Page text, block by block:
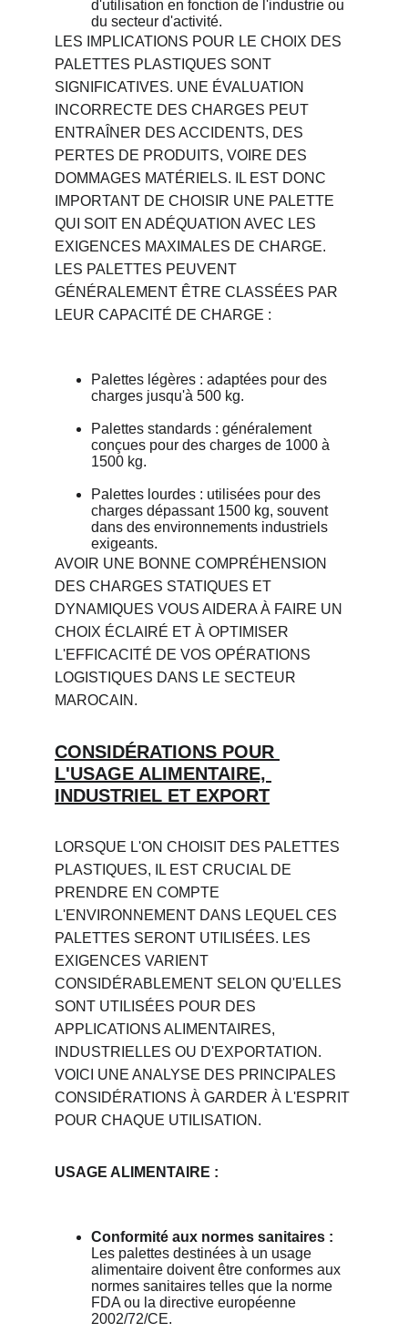
d'utilisation en fonction de l'industrie ou
du secteur d'activité.
LES IMPLICATIONS POUR LE CHOIX DES
PALETTES PLASTIQUES SONT
SIGNIFICATIVES. UNE ÉVALUATION
INCORRECTE DES CHARGES PEUT
ENTRAÎNER DES ACCIDENTS, DES
PERTES DE PRODUITS, VOIRE DES
DOMMAGES MATÉRIELS. IL EST DONC
IMPORTANT DE CHOISIR UNE PALETTE
QUI SOIT EN ADÉQUATION AVEC LES
EXIGENCES MAXIMALES DE CHARGE.
LES PALETTES PEUVENT
GÉNÉRALEMENT ÊTRE CLASSÉES PAR
LEUR CAPACITÉ DE CHARGE :
Palettes légères : adaptées pour des
charges jusqu'à 500 kg.
Palettes standards : généralement
conçues pour des charges de 1000 à
1500 kg.
Palettes lourdes : utilisées pour des
charges dépassant 1500 kg, souvent
dans des environnements industriels
exigeants.
AVOIR UNE BONNE COMPRÉHENSION
DES CHARGES STATIQUES ET
DYNAMIQUES VOUS AIDERA À FAIRE UN
CHOIX ÉCLAIRÉ ET À OPTIMISER
L'EFFICACITÉ DE VOS OPÉRATIONS
LOGISTIQUES DANS LE SECTEUR
MAROCAIN.
CONSIDÉRATIONS POUR
L'USAGE ALIMENTAIRE,
INDUSTRIEL ET EXPORT
LORSQUE L'ON CHOISIT DES PALETTES
PLASTIQUES, IL EST CRUCIAL DE
PRENDRE EN COMPTE
L'ENVIRONNEMENT DANS LEQUEL CES
PALETTES SERONT UTILISÉES. LES
EXIGENCES VARIENT
CONSIDÉRABLEMENT SELON QU'ELLES
SONT UTILISÉES POUR DES
APPLICATIONS ALIMENTAIRES,
INDUSTRIELLES OU D'EXPORTATION.
VOICI UNE ANALYSE DES PRINCIPALES
CONSIDÉRATIONS À GARDER À L'ESPRIT
POUR CHAQUE UTILISATION.
USAGE ALIMENTAIRE :
Conformité aux normes sanitaires :
Les palettes destinées à un usage
alimentaire doivent être conformes aux
normes sanitaires telles que la norme
FDA ou la directive européenne
2002/72/CE.